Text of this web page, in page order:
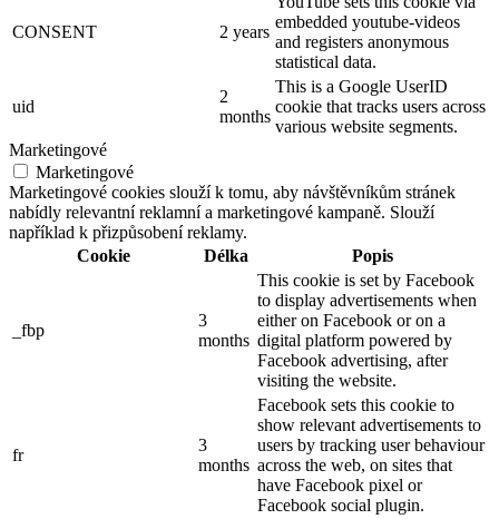
CONSENT 2 years
embedded youtube-videos
and registers anonymous
statistical data.
uid
2
months
This is a Google UserID
cookie that tracks users across
various website segments.
Marketingové
Marketingové
Marketingové cookies slouží k tomu, aby návštěvníkům stránek
nabídly relevantní reklamní a marketingové kampaně. Slouží
například k přizpůsobení reklamy.
Cookie
Délka Popis
_fbp
3
months
This cookie is set by Facebook
to display advertisements when
either on Facebook or on a
digital platform powered by
Facebook advertising, after
visiting the website.
fr
3
months
Facebook sets this cookie to
show relevant advertisements to
users by tracking user behaviour
across the web, on sites that
have Facebook pixel or
Facebook social plugin.